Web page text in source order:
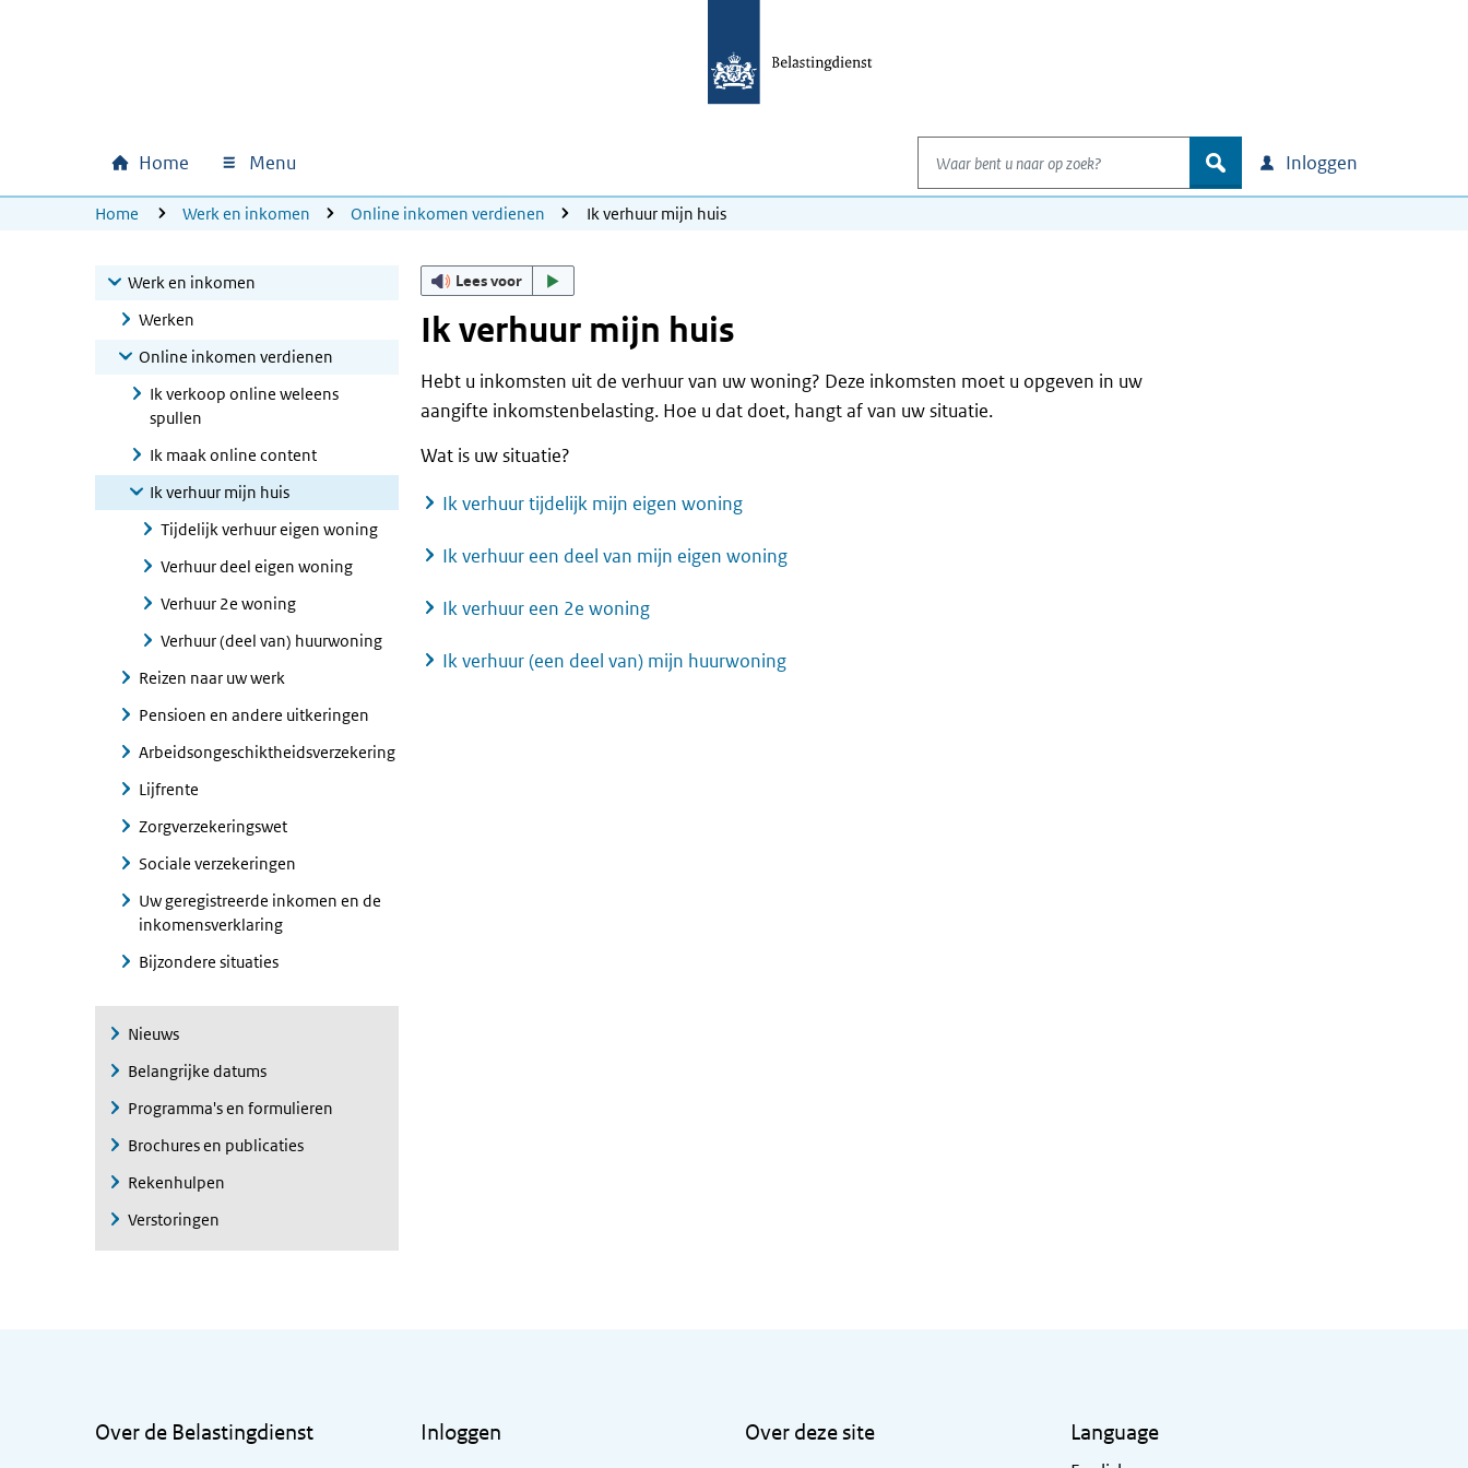
Hoofdnavigatie
Home Menu
Waar bent u naar op zoek?
zoek Inloggen
U bevindt zich hier:
Home Werk en inkomen Online inkomen verdienen Ik verhuur mijn huis
Werk en inkomen
Werken
Online inkomen verdienen
Ik verkoop online weleens
spullen
Ik maak online content
Ik verhuur mijn huis
Tijdelijk verhuur eigen woning
Verhuur deel eigen woning
Verhuur 2e woning
Verhuur (deel van) huurwoning
Reizen naar uw werk
Pensioen en andere uitkeringen
Arbeidsongeschiktheidsverzekering
Lijfrente
Zorgverzekeringswet
Sociale verzekeringen
Uw geregistreerde inkomen en de
inkomensverklaring
Bijzondere situaties
Nieuws
Belangrijke datums
Programma's en formulieren
Brochures en publicaties
Rekenhulpen
Verstoringen
Lees voor
Ik verhuur mijn huis
Hebt u inkomsten uit de verhuur van uw woning? Deze inkomsten moet u opgeven in uw
aangifte inkomstenbelasting. Hoe u dat doet, hangt af van uw situatie.
Wat is uw situatie?
Ik verhuur tijdelijk mijn eigen woning
Ik verhuur een deel van mijn eigen woning
Ik verhuur een 2e woning
Ik verhuur (een deel van) mijn huurwoning
Over de Belastingdienst Inloggen Over deze site Language